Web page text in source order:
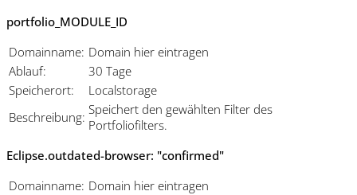
portfolio_MODULE_ID
Domainname: Domain hier eintragen
Ablauf:
30 Tage
Speicherort:
Localstorage
Beschreibung: Speichert den gewählten Filter des
Portfoliofilters.
Eclipse.outdated-browser: "confirmed"
Domainname: Domain hier eintragen